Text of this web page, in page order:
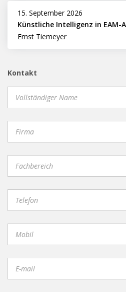
15. September 2026
Ernst Tiemeyer
Kontakt